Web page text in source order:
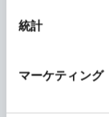
統計
マーケティング